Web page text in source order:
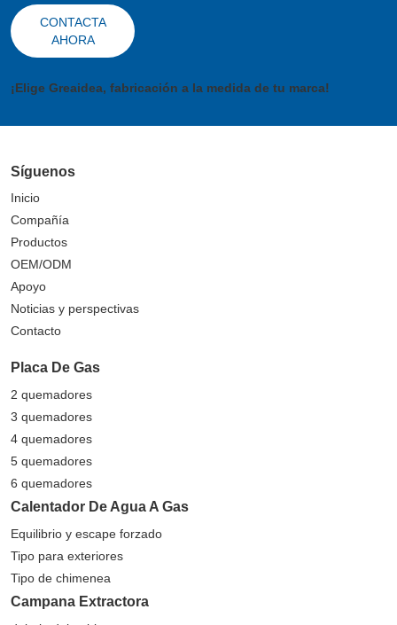
CONTACTA
AHORA
¡Elige Greaidea, fabricación a la medida de tu marca!
Síguenos
Inicio
Compañía
Productos
OEM/ODM
Apoyo
Noticias y perspectivas
Contacto
Placa De Gas
2 quemadores
3 quemadores
4 quemadores
5 quemadores
6 quemadores
Calentador De Agua A Gas
Equilibrio y escape forzado
Tipo para exteriores
Tipo de chimenea
Campana Extractora